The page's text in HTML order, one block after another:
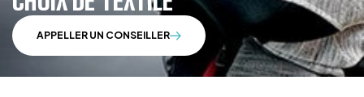
APPELLER UN CONSEILLER